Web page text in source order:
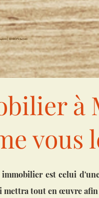
| IDRON 64320
à
vous
est celui
mettra tout en œuvre